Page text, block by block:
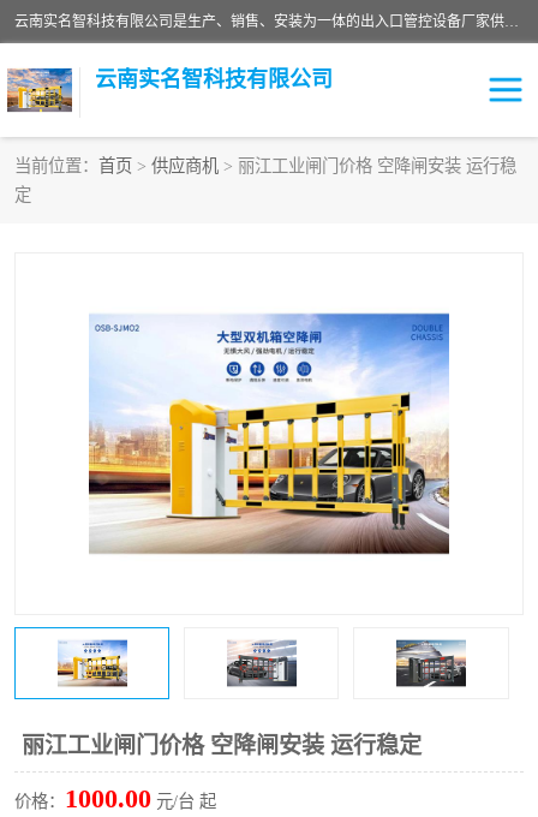
云南实名智科技有限公司是生产、销售、安装为一体的出入口管控设备厂家供应商。主营:电动伸缩门、道闸、广告道闸、重型空降闸、车牌识别、门禁通道、升降柱、岗亭、旗杆等智能设备。主营产品: 电动伸缩门,道闸门禁,车牌识别 生产、销售、安装为一体的出入口管控设备厂家源头供应商。
云南实名智科技有限公司
当前位置： 首页 > 供应商机 > 丽江工业闸门价格 空降闸安装 运行稳
定
丽江工业闸门价格 空降闸安装 运行稳定
价格： 1000.00 元/台 起
升降门系列 通道闸系列
伸缩门